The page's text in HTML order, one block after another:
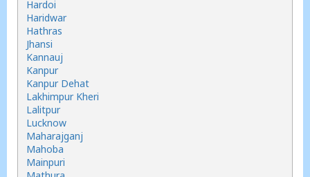
Hardoi
Haridwar
Hathras
Jhansi
Kannauj
Kanpur
Kanpur Dehat
Lakhimpur Kheri
Lalitpur
Lucknow
Maharajganj
Mahoba
Mainpuri